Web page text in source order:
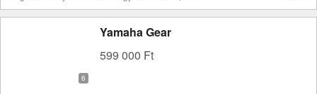
Yamaha Gear
599 000 Ft